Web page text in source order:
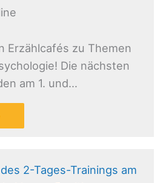
Erzählcafés zu Themen
Die nächsten
am 1. und…